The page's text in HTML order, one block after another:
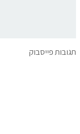
תגובות פייסבוק